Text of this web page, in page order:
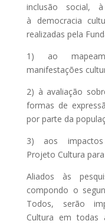
inclusão social,
à democracia
realizadas pela
1) ao
manifestações
2) à avaliação
formas de
por parte da
3) aos impactos
Projeto Cultura
Aliados às
compondo o
Todos, serão
Cultura em todas